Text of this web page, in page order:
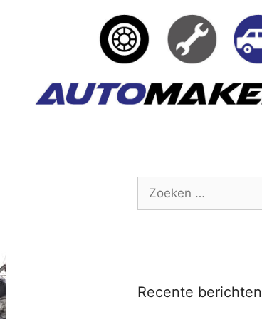
Zoek
Recente berichten